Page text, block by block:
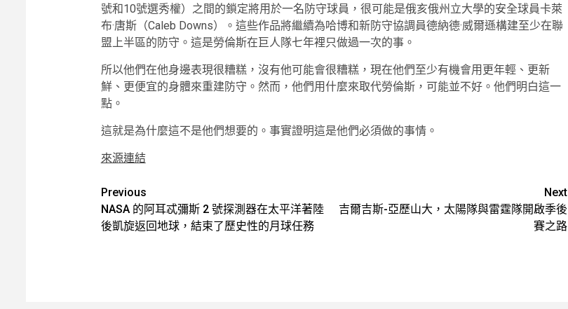
號和10號選秀權）之間的鎖定將用於一名防守球員，很可能是俄亥俄州立大學的安全球員卡萊
布·唐斯（Caleb Downs）。這些作品將繼續為哈博和新防守協調員德納德·威爾遜構建至少在聯
盟上半區的防守。這是勞倫斯在巨人隊七年裡只做過一次的事。
所以他們在他身邊表現很糟糕，沒有他可能會很糟糕，現在他們至少有機會用更年輕、更新
鮮、更便宜的身體來重建防守。然而，他們用什麼來取代勞倫斯，可能並不好。他們明白這一
點。
這就是為什麼這不是他們想要的。事實證明這是他們必須做的事情。
來源連結
Post
navigation
Previous
NASA 的阿耳忒彌斯 2 號探測器在太平洋著陸
後凱旋返回地球，結束了歷史性的月球任務
Next
吉爾吉斯-亞歷山大，太陽隊與雷霆隊開啟季後
賽之路